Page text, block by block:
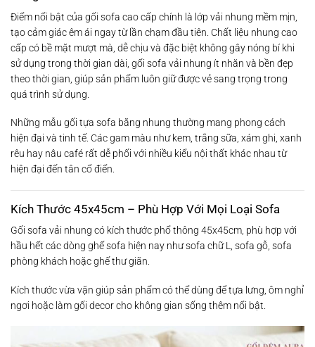
Điểm nổi bật của gối sofa cao cấp chính là lớp vải nhung mềm mịn,
tạo cảm giác êm ái ngay từ lần chạm đầu tiên. Chất liệu nhung cao
cấp có bề mặt mượt mà, dễ chịu và đặc biệt không gây nóng bí khi
sử dụng trong thời gian dài, gối sofa vải nhung ít nhăn và bền đẹp
theo thời gian, giúp sản phẩm luôn giữ được vẻ sang trọng trong
quá trình sử dụng.
Những mẫu gối tựa sofa bằng nhung thường mang phong cách
hiện đại và tinh tế. Các gam màu như kem, trắng sữa, xám ghi, xanh
rêu hay nâu café rất dễ phối với nhiều kiểu nội thất khác nhau từ
hiện đại đến tân cổ điển.
Kích Thước 45x45cm – Phù Hợp Với Mọi Loại Sofa
Gối sofa vải nhung có kích thước phổ thông 45x45cm, phù hợp với
hầu hết các dòng ghế sofa hiện nay như sofa chữ L, sofa gỗ, sofa
phòng khách hoặc ghế thư giãn.
Kích thước vừa vặn giúp sản phẩm có thể dùng để tựa lưng, ôm nghỉ
ngơi hoặc làm gối decor cho không gian sống thêm nổi bật.